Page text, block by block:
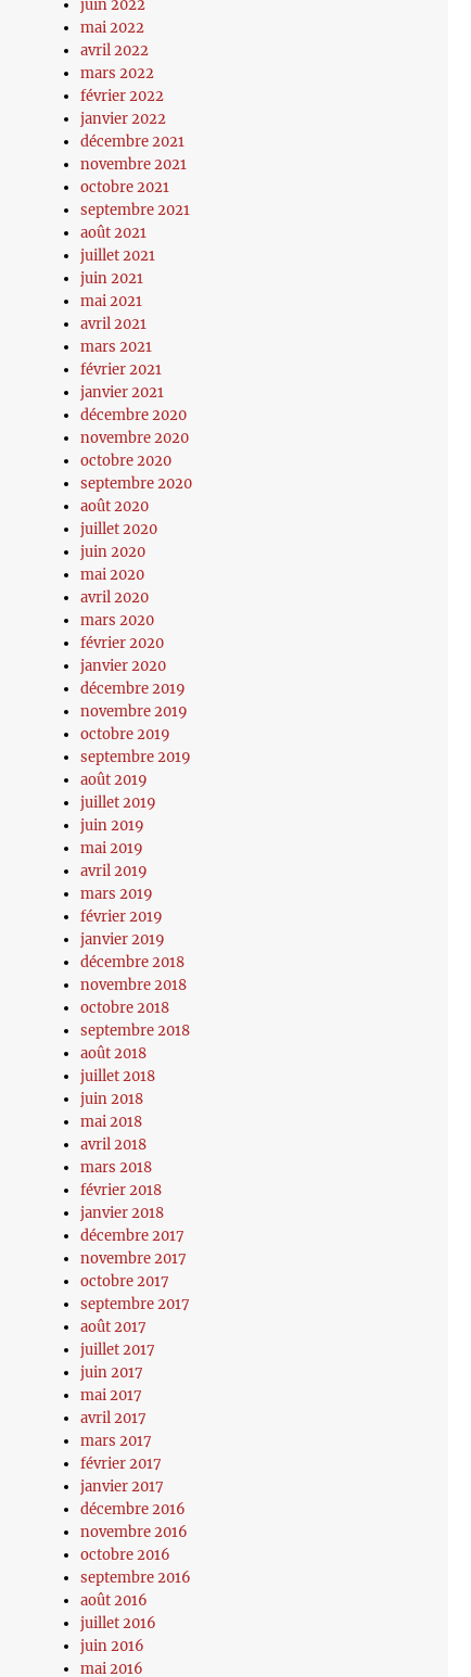
juin 2022
mai 2022
avril 2022
mars 2022
février 2022
janvier 2022
décembre 2021
novembre 2021
octobre 2021
septembre 2021
août 2021
juillet 2021
juin 2021
mai 2021
avril 2021
mars 2021
février 2021
janvier 2021
décembre 2020
novembre 2020
octobre 2020
septembre 2020
août 2020
juillet 2020
juin 2020
mai 2020
avril 2020
mars 2020
février 2020
janvier 2020
décembre 2019
novembre 2019
octobre 2019
septembre 2019
août 2019
juillet 2019
juin 2019
mai 2019
avril 2019
mars 2019
février 2019
janvier 2019
décembre 2018
novembre 2018
octobre 2018
septembre 2018
août 2018
juillet 2018
juin 2018
mai 2018
avril 2018
mars 2018
février 2018
janvier 2018
décembre 2017
novembre 2017
octobre 2017
septembre 2017
août 2017
juillet 2017
juin 2017
mai 2017
avril 2017
mars 2017
février 2017
janvier 2017
décembre 2016
novembre 2016
octobre 2016
septembre 2016
août 2016
juillet 2016
juin 2016
mai 2016